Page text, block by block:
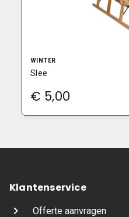
WINTER
Slee
€ 5,00
Klantenservice
Offerte aanvragen